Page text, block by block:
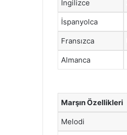
İngilizce
İspanyolca
Fransızca
Almanca
Marşın Özellikleri
Melodi